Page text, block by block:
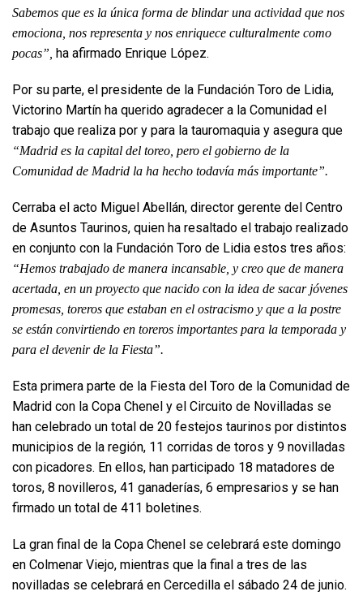
Sabemos que es la única forma de blindar una actividad que nos
emociona, nos representa y nos enriquece culturalmente como
pocas”, ha afirmado Enrique López.
Por su parte, el presidente de la Fundación Toro de Lidia,
Victorino Martín ha querido agradecer a la Comunidad el
trabajo que realiza por y para la tauromaquia y asegura que
“Madrid es la capital del toreo, pero el gobierno de la
Comunidad de Madrid la ha hecho todavía más importante”.
Cerraba el acto Miguel Abellán, director gerente del Centro
de Asuntos Taurinos, quien ha resaltado el trabajo realizado
en conjunto con la Fundación Toro de Lidia estos tres años:
“Hemos trabajado de manera incansable, y creo que de manera
acertada, en un proyecto que nacido con la idea de sacar jóvenes
promesas, toreros que estaban en el ostracismo y que a la postre
se están convirtiendo en toreros importantes para la temporada y
para el devenir de la Fiesta”.
Esta primera parte de la Fiesta del Toro de la Comunidad de
Madrid con la Copa Chenel y el Circuito de Novilladas se
han celebrado un total de 20 festejos taurinos por distintos
municipios de la región, 11 corridas de toros y 9 novilladas
con picadores. En ellos, han participado 18 matadores de
toros, 8 novilleros, 41 ganaderías, 6 empresarios y se han
firmado un total de 411 boletines.
La gran final de la Copa Chenel se celebrará este domingo
en Colmenar Viejo, mientras que la final a tres de las
novilladas se celebrará en Cercedilla el sábado 24 de junio.